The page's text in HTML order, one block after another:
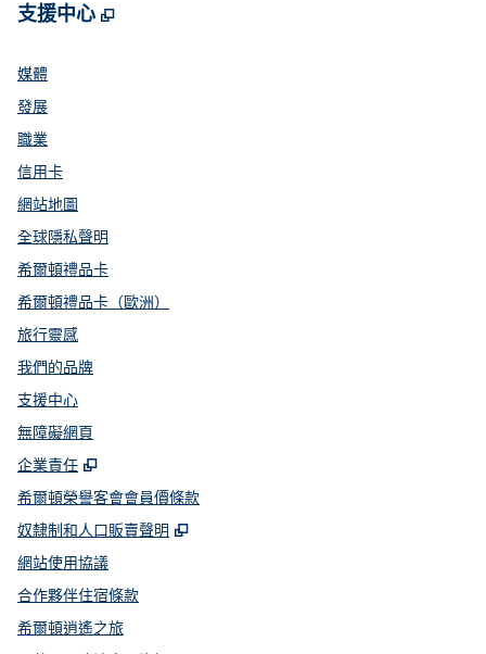
支援中心 ,
媒體
發展
職業
信用卡
網站地圖
全球隱私聲明
希爾頓禮品卡
希爾頓禮品卡（歐洲）
旅行靈感
我們的品牌
支援中心
無障礙網頁
企業責任
,
希爾頓榮譽客會會員價條款
奴隸制和人口販賣聲明
,
網站使用協議
合作夥伴住宿條款
希爾頓逍遙之旅